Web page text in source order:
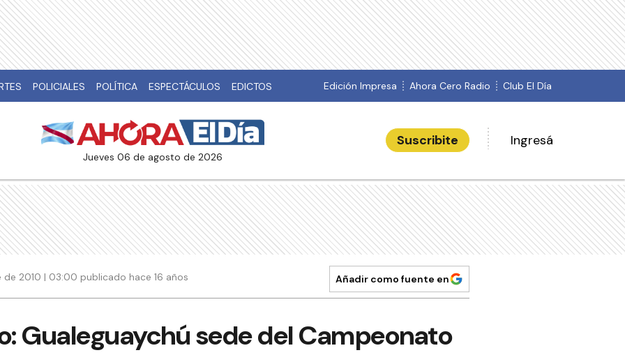
POLICIALES POLÍTICA ESPECTÁCULOS EDICTOS Edición Impresa Ahora Cero Radio Club El Día
jueves 06 de agosto de 2026
Suscribite Ingresá
de 2010 | 03:00 publicado hace 16 años Añadir como fuente en
Gualeguaychú sede del Campeonato